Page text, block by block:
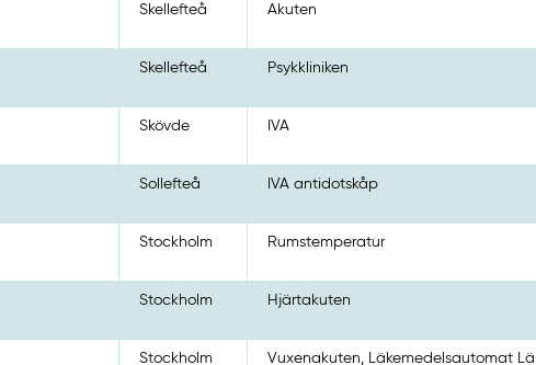
Skellefteå Akuten
Skellefteå Psykkliniken
Skövde IVA
Sollefteå IVA antidotskåp
Stockholm Rumstemperatur
Stockholm Hjärtakuten
Stockholm Vuxenakuten, Läkemedelsautomat